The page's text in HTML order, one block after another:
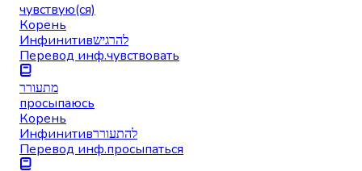
чувствую(ся)
Корень
Инфинитивלהרגיש
Перевод инф.чувствовать
מתעורר
просыпаюсь
Корень
Инфинитивלהתעורר
Перевод инф.просыпаться